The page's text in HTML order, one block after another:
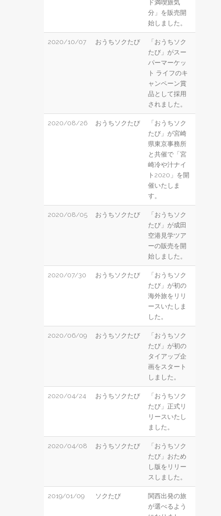
ド満喫旅気
分」を販売開
始しました。
2020/10/07 おうちソクたび
「おうちソク
たび」がスー
パーマーケッ
ト ライフのキ
ャンペーン賞
品として採用
されました。
2020/08/26 おうちソクたび
「おうちソク
たび」が宮崎
県東京事務所
と共催で「宮
崎冷や汁ナイ
ト2020」を開
催いたしま
す。
2020/08/05 おうちソクたび
「おうちソク
たび」が成田
空港見学ツア
ーの販売を開
始しました。
2020/07/30 おうちソクたび
「おうちソク
たび」が初の
海外旅をリリ
ースいたしま
した。
2020/06/09 おうちソクたび
「おうちソク
たび」が初の
タイアップ企
画をスタート
しました。
2020/04/24 おうちソクたび
「おうちソク
たび」正式リ
リースいたし
ました。
2020/04/08 おうちソクたび
「おうちソク
たび」おため
し版をリリー
スしました。
2019/01/09 ソクたび
関西出発の旅
が選べるよう